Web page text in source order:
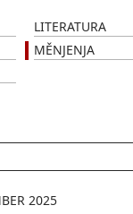
LITERATURA
MĚNJENJA
2025